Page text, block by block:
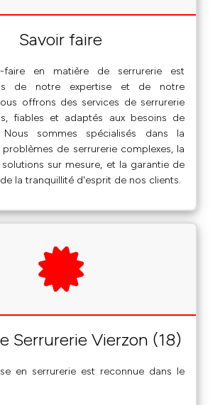
Savoir faire
faire en matière de serrurerie est
de notre expertise et de notre
offrons des services de serrurerie
fiables et adaptés aux besoins de
sommes spécialisés dans la
de serrurerie complexes, la
sur mesure, et la garantie de
la tranquillité d'esprit de nos clients.
Serrurerie Vierzon (18)
en serrurerie est reconnue dans le